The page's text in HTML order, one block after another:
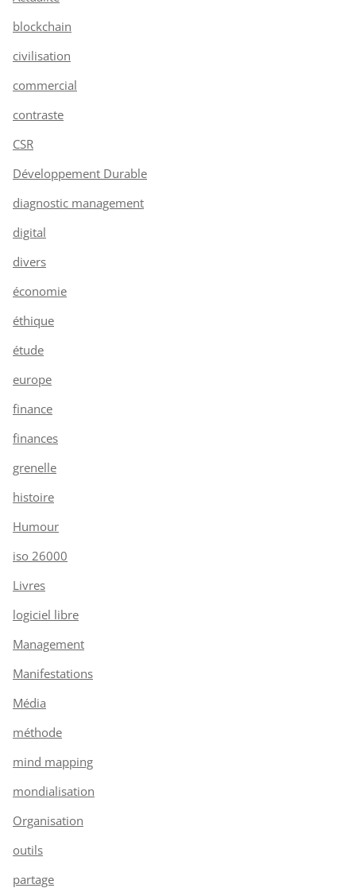
blockchain
civilisation
commercial
contraste
CSR
Développement Durable
diagnostic management
digital
divers
économie
éthique
étude
europe
finance
finances
grenelle
histoire
Humour
iso 26000
Livres
logiciel libre
Management
Manifestations
Média
méthode
mind mapping
mondialisation
Organisation
outils
partage